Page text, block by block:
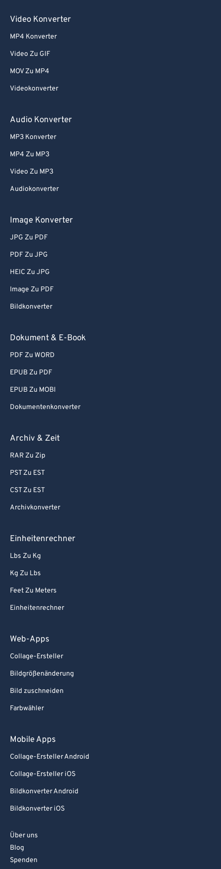
Video Konverter
MP4 Konverter
Video Zu GIF
MOV Zu MP4
Videokonverter
Audio Konverter
MP3 Konverter
MP4 Zu MP3
Video Zu MP3
Audiokonverter
Image Konverter
JPG Zu PDF
PDF Zu JPG
HEIC Zu JPG
Image Zu PDF
Bildkonverter
Dokument & E-Book
PDF Zu WORD
EPUB Zu PDF
EPUB Zu MOBI
Dokumentenkonverter
Archiv & Zeit
RAR Zu Zip
PST Zu EST
CST Zu EST
Archivkonverter
Einheitenrechner
Lbs Zu Kg
Kg Zu Lbs
Feet Zu Meters
Einheitenrechner
Web-Apps
Collage-Ersteller
Bildgrößenänderung
Bild zuschneiden
Farbwähler
Mobile Apps
Collage-Ersteller Android
Collage-Ersteller iOS
Bildkonverter Android
Bildkonverter iOS
Über uns
Blog
Spenden